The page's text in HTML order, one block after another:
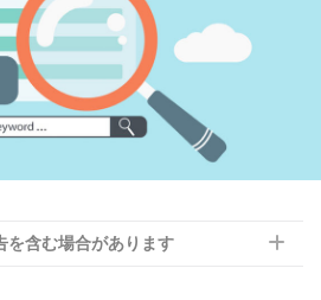
を含む場合があります